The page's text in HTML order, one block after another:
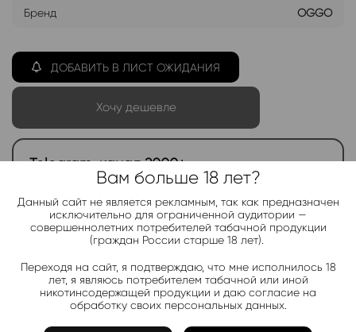
Бренд OGGO
ДОБАВИТЬ В ЛИСТ ОЖИДАНИЯ
Хочу дешевле
Telegram-канал 2000+
Актуальные новинки и акции каждые день!
Подписаться
Добавить в избранное Категории: Жидкость OGGO
Электронки:
Арбуз Бабл-Гам , Банан Виноград , Вишня
Вам больше 18 лет?
Данный сайт не является рекламным, так как предназначен
исключительно для ограниченной аудитории —
совершеннолетних потребителей табачной продукции
(граждан России старше 18 лет).
Переходя на сайт, я подтверждаю, что мне исполнилось 18
лет, я являюсь потребителем табачной или иной
никотинсодержащей продукции и даю согласие на
обработку своих персональных данных.